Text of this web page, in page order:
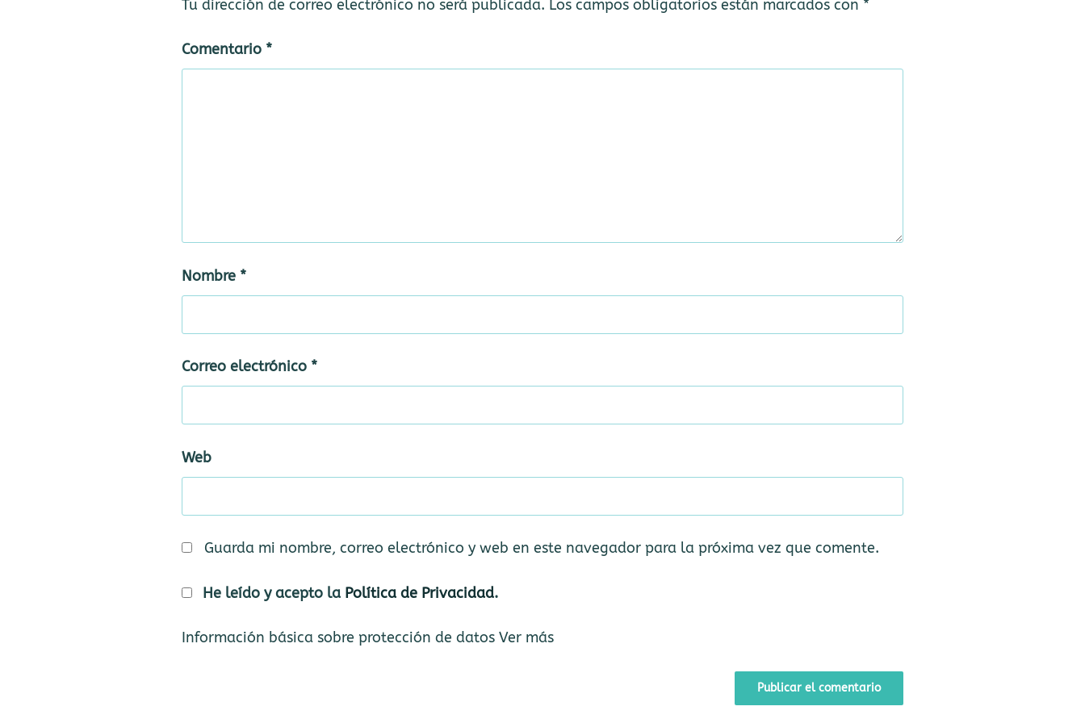
Tu dirección de correo electrónico no será publicada. Los campos obligatorios están marcados con *
Comentario *
Nombre *
Correo electrónico *
Web
Guarda mi nombre, correo electrónico y web en este navegador para la próxima vez que comente.
He leído y acepto la Política de Privacidad.
Información básica sobre protección de datos Ver más